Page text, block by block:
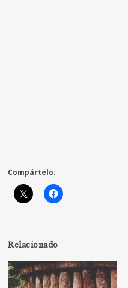
Compártelo:
Relacionado